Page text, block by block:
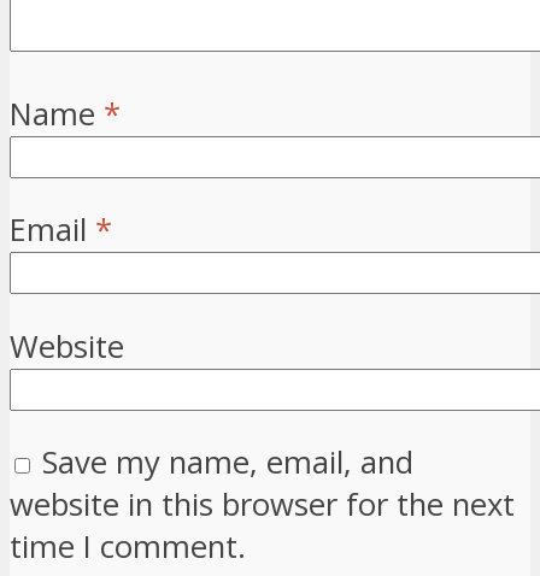
Name *
Email *
Website
Save my name, email, and
website in this browser for the next
time I comment.